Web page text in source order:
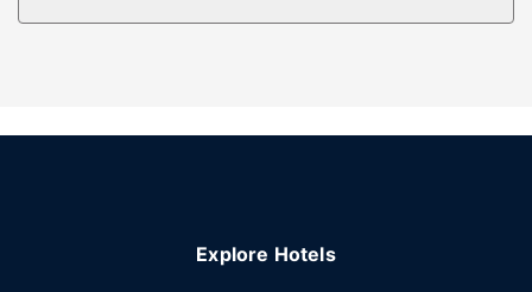
Otelin güzelliği
mevcuttur. Bu otelde ayrıca danışma (concierge)
Akdeniz mutfağı alanında uzman olan Le Sirenuse
Explore Hotels